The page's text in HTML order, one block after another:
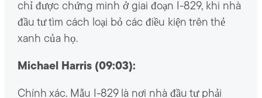
chỉ được chứng minh ở giai đoạn I-829, khi nhà
đầu tư tìm cách loại bỏ các điều kiện trên thẻ
xanh của họ.
Michael Harris (09:03):
Chính xác. Mẫu I-829 là nơi nhà đầu tư phải